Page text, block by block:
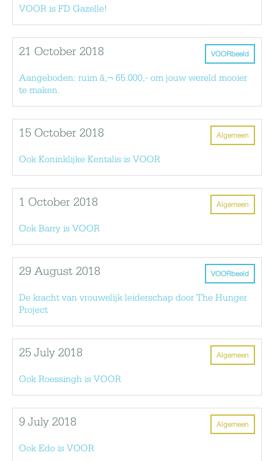
VOOR is FD Gazelle!
VOORbeeld
21 October 2018
Aangeboden: ruim â‚¬ 65.000,- om jouw wereld mooier
te maken.
Algemeen
15 October 2018
Ook Koninklijke Kentalis is VOOR
Algemeen
1 October 2018
Ook Barry is VOOR
VOORbeeld
29 August 2018
De kracht van vrouwelijk leiderschap door The Hunger
Project
Algemeen
25 July 2018
Ook Roessingh is VOOR
Algemeen
9 July 2018
Ook Edo is VOOR